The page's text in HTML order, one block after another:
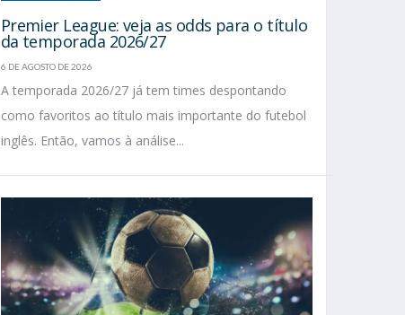
Premier League: veja as odds para o título
da temporada 2026/27
6 DE AGOSTO DE 2026
A temporada 2026/27 já tem times despontando
como favoritos ao título mais importante do futebol
inglês. Então, vamos à análise...